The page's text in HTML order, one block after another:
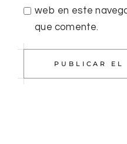
web en este
que comente.
PUBLICAR EL